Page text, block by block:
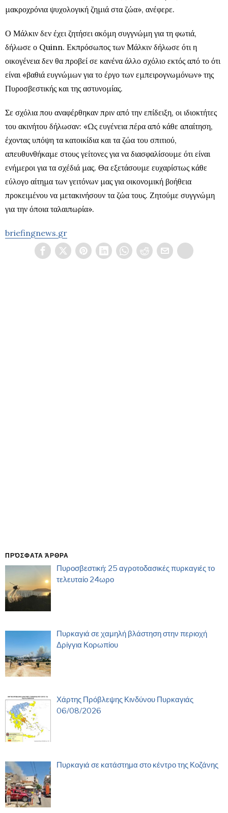
μακροχρόνια ψυχολογική ζημιά στα ζώα», ανέφερε.
Ο Μάλκιν δεν έχει ζητήσει ακόμη συγγνώμη για τη φωτιά,
δήλωσε ο Quinn. Εκπρόσωπος των Μάλκιν δήλωσε ότι η
οικογένεια δεν θα προβεί σε κανένα άλλο σχόλιο εκτός από το ότι
είναι «βαθιά ευγνώμων για το έργο των εμπειρογνωμόνων» της
Πυροσβεστικής και της αστυνομίας.
Σε σχόλια που αναφέρθηκαν πριν από την επίδειξη, οι ιδιοκτήτες
του ακινήτου δήλωσαν: «Ως ευγένεια πέρα από κάθε απαίτηση,
έχοντας υπόψη τα κατοικίδια και τα ζώα του σπιτιού,
απευθυνθήκαμε στους γείτονες για να διασφαλίσουμε ότι είναι
ενήμεροι για τα σχέδιά μας. Θα εξετάσουμε ευχαρίστως κάθε
εύλογο αίτημα των γειτόνων μας για οικονομική βοήθεια
προκειμένου να μετακινήσουν τα ζώα τους. Ζητούμε συγγνώμη
για την όποια ταλαιπωρία».
briefingnews.gr
ΠΡΌΣΦΑΤΑ ΆΡΘΡΑ
Πυροσβεστική: 25 αγροτοδασικές πυρκαγιές το
τελευταίο 24ωρο
Πυρκαγιά σε χαμηλή βλάστηση στην περιοχή
Δρίγγια Κορωπίου
Χάρτης Πρόβλεψης Κινδύνου Πυρκαγιάς
06/08/2026
Πυρκαγιά σε κατάστημα στο κέντρο της Κοζάνης